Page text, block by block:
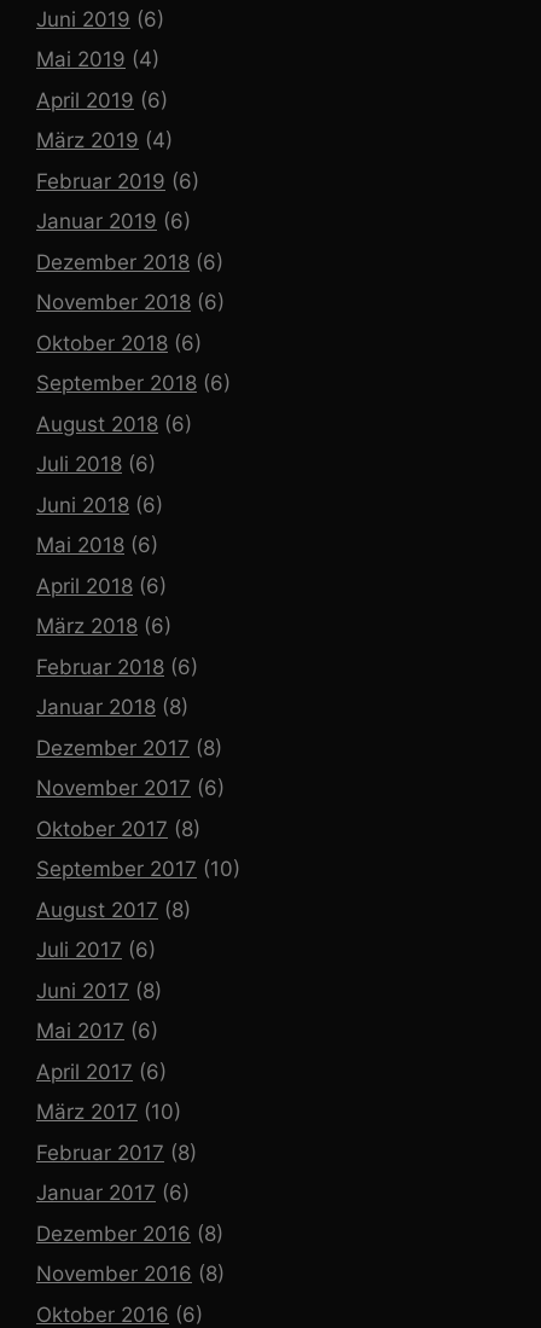
Juni 2019 (6)
Mai 2019 (4)
April 2019 (6)
März 2019 (4)
Februar 2019 (6)
Januar 2019 (6)
Dezember 2018 (6)
November 2018 (6)
Oktober 2018 (6)
September 2018 (6)
August 2018 (6)
Juli 2018 (6)
Juni 2018 (6)
Mai 2018 (6)
April 2018 (6)
März 2018 (6)
Februar 2018 (6)
Januar 2018 (8)
Dezember 2017 (8)
November 2017 (6)
Oktober 2017 (8)
September 2017 (10)
August 2017 (8)
Juli 2017 (6)
Juni 2017 (8)
Mai 2017 (6)
April 2017 (6)
März 2017 (10)
Februar 2017 (8)
Januar 2017 (6)
Dezember 2016 (8)
November 2016 (8)
Oktober 2016 (6)